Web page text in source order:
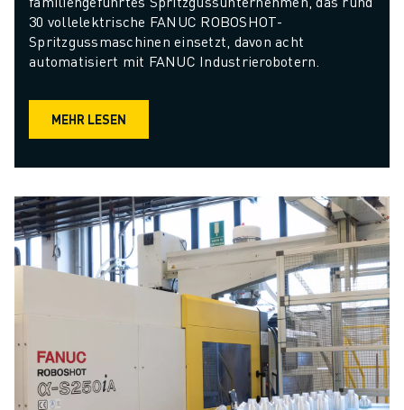
30 vollelektrische FANUC ROBOSHOT-
Spritzgussmaschinen einsetzt, davon acht
automatisiert mit FANUC Industrierobotern.
MEHR LESEN